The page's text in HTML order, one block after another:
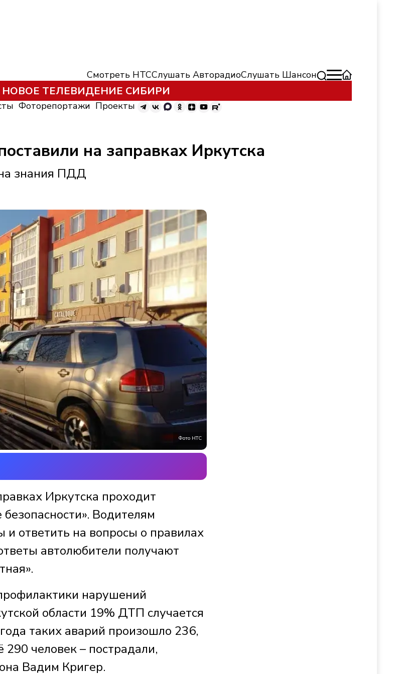
Смотреть НТССлушать АвторадиоСлушать Шансон
НОВОЕ ТЕЛЕВИДЕНИЕ СИБИРИ
Фоторепортажи Проекты
на заправках Иркутска
знания ПДД
Фото НТС
Иркутска проходит
Водителям
ответить на вопросы о правилах
автолюбители получают
нарушений
области 19% ДТП случается
таких аварий произошло 236,
человек – пострадали,
Вадим Кригер.